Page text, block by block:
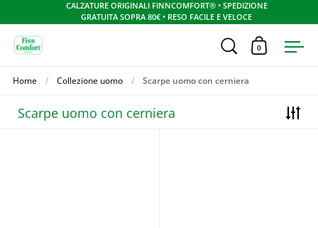
Skip to content
CALZATURE ORIGINALI FINNCOMFORT® • SPEDIZIONE
GRATUITA SOPRA 80€ • RESO FACILE E VELOCE
Apri ricerca
Apri
0
Home / Collezione uomo / Scarpe uomo con cerniera
Scarpe uomo con cerniera